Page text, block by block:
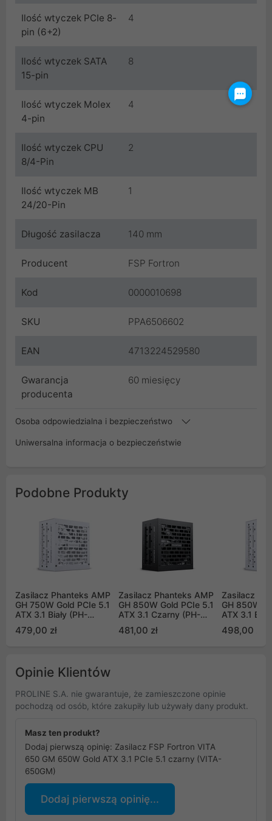
Ilość wtyczek PCIe 8-
pin (6+2)
4
Ilość wtyczek SATA
15-pin
8
Ilość wtyczek Molex
4-pin
4
Ilość wtyczek CPU
8/4-Pin
2
Ilość wtyczek MB
24/20-Pin
1
Długość zasilacza 140 mm
Producent FSP Fortron
Kod 0000010698
SKU PPA6506602
EAN 4713224529580
Gwarancja
producenta
60 miesięcy
Osoba odpowiedzialna i bezpieczeństwo
Uniwersalna informacja o bezpieczeństwie
Podobne Produkty
Zasilacz Phanteks AMP
GH 750W Gold PCIe 5.1
ATX 3.1 Biały (PH-
479,00 zł
Zasilacz Phanteks AMP
GH 850W Gold PCIe 5.1
ATX 3.1 Czarny (PH-
481,00 zł
Zasilacz
GH 850W
ATX 3.1
498,00 zł
Opinie Klientów
PROLINE S.A. nie gwarantuje, że zamieszczone opinie
pochodzą od osób, które zakupiły lub używały dany produkt.
Masz ten produkt?
Dodaj pierwszą opinię: Zasilacz FSP Fortron VITA
650 GM 650W Gold ATX 3.1 PCIe 5.1 czarny (VITA-
650GM)
Dodaj pierwszą opinię...